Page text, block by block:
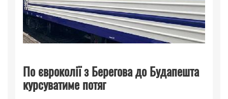
По євроколії з Берегова до Будапешта
курсуватиме потяг